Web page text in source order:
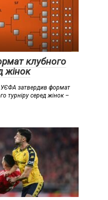
клубного
жінок
затвердив формат
турніру серед жінок –